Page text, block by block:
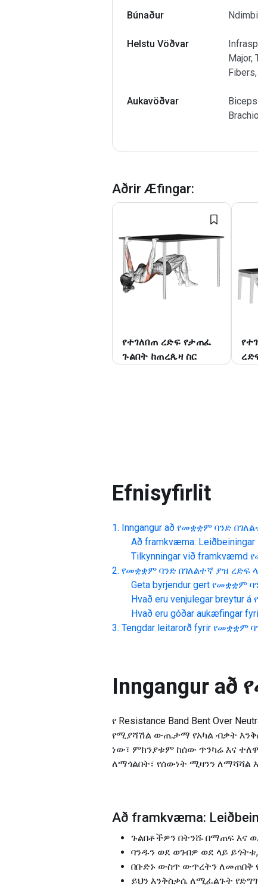
Búnaður
Helstu Vöðvar
Major,
Aukavöðvar
Aðrir Æfingar:
የተገለበጠ ረድፍ የታጠፈ
ጉልበት ከጠረጴዛ ስር
Efnisyfirlit
Inngangur að የመቋቋም ባንድ
Að framkvæma:
Tilkynningar við framkvæmd
የመቋቋም ባንድ በገለልተኛ ያዝ ረድፍ
Geta byrjendur gert የመቋቋም
Hvað eru venjulegar breytur á
Hvað eru góðar aukæfingar
Tengdar leitarorð fyrir የመቋቋም
Inngangur að
የ Resistance Band Bent Over
የሚያሻሽል ውጤታማ የአካል ብቃት
ነው፣ ምክንያቱም ከሰው ጥንካሬ እና
ለማጎልበት፣ የሰውነት ሚዛንን
Að framkvæma:
ጉልበቶችዎን በትንሹ በማጠፍ እና
ባንዱን ወደ ወገብዎ ወደ ላይ
በቡድኑ ውስጥ ውጥረትን ለመጠበቅ
ይህን እንቅስቃሴ ለሚፈልጉት